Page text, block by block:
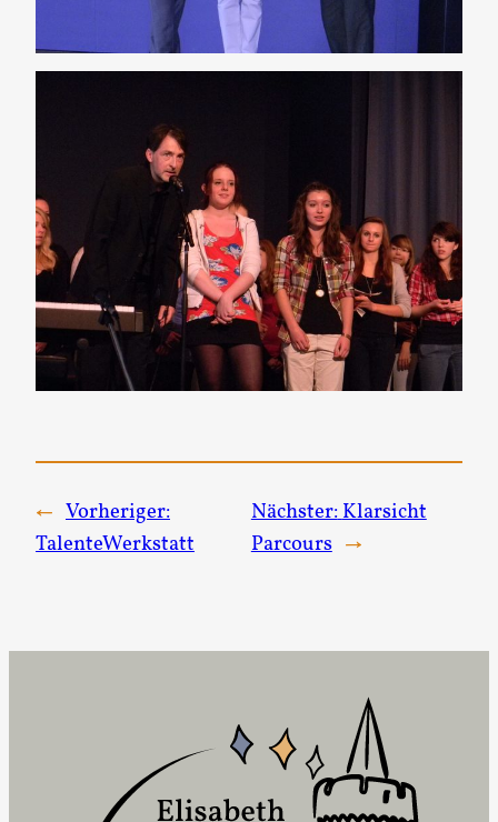
← Vorheriger:
TalenteWerkstatt
Nächster:Klarsicht
Parcours →